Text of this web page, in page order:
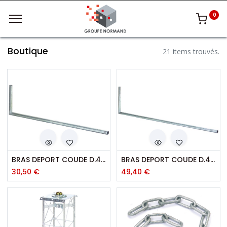
0
Boutique 21 items trouvés.
BRAS DEPORT COUDE D.40 - 1,5M X 0,400
30,50 €
BRAS DEPORT COUDE D.40 - 2M X 0,500
49,40 €